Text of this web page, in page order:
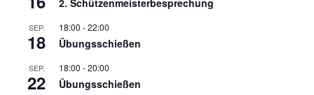
SEP.
18
18:00 -22:00
Übungsschießen
SEP.
22
18:00 -20:00
Übungsschießen